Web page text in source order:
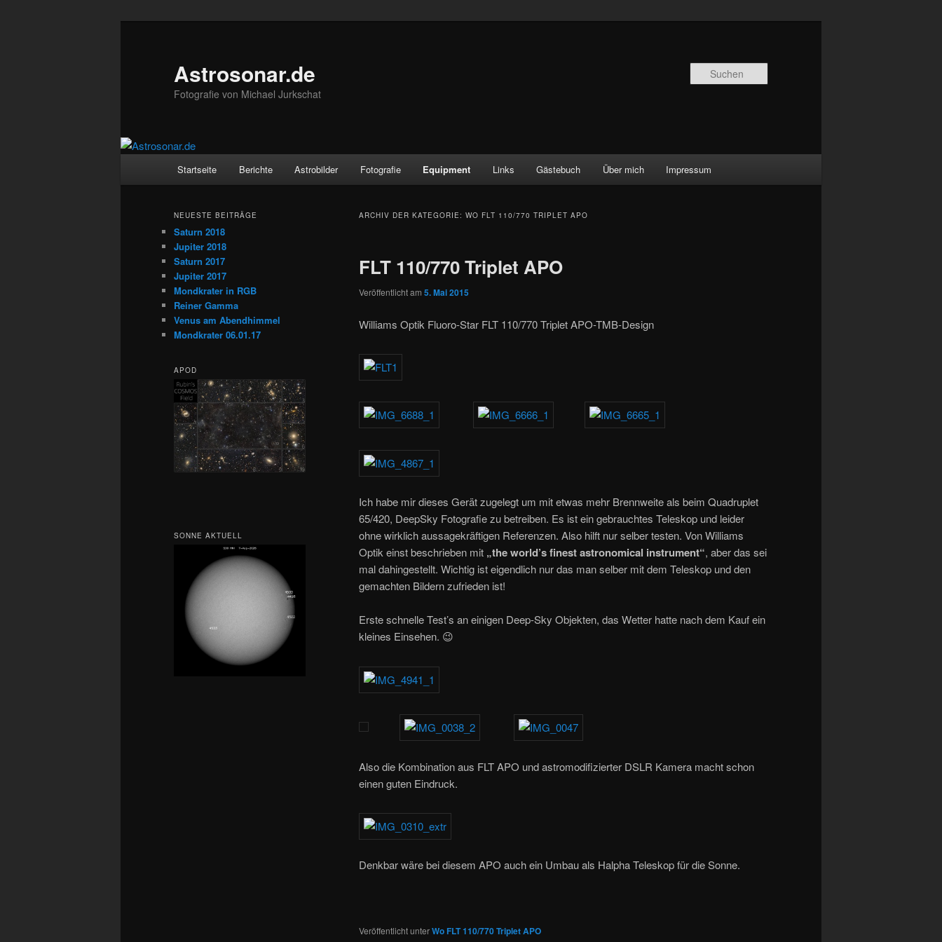
Astrosonar.de
Fotografie von Michael Jurkschat
Startseite Berichte Astrobilder Fotografie Equipment Links Gästebuch Über mich Impressum
ARCHIV DER KATEGORIE: WO FLT 110/770 TRIPLET APO
FLT 110/770 Triplet APO
Veröffentlicht am 5. Mai 2015
Williams Optik Fluoro-Star FLT 110/770 Triplet APO-TMB-Design
Ich habe mir dieses Gerät zugelegt um mit etwas mehr Brennweite als beim Quadruplet
65/420, DeepSky Fotografie zu betreiben. Es ist ein gebrauchtes Teleskop und leider
ohne wirklich aussagekräftigen Referenzen. Also hilft nur selber testen. Von Williams
Optik einst beschrieben mit „the world’s finest astronomical instrument“, aber das sei
mal dahingestellt. Wichtig ist eigendlich nur das man selber mit dem Teleskop und den
gemachten Bildern zufrieden ist!
Erste schnelle Test’s an einigen Deep-Sky Objekten, das Wetter hatte nach dem Kauf ein
kleines Einsehen. 😉
Also die Kombination aus FLT APO und astromodifizierter DSLR Kamera macht schon
einen guten Eindruck.
Denkbar wäre bei diesem APO auch ein Umbau als Halpha Teleskop für die Sonne.
Veröffentlicht unterWo FLT 110/770 Triplet APO
NEUESTE BEITRÄGE
Saturn 2018
Jupiter 2018
Saturn 2017
Jupiter 2017
Mondkrater in RGB
Reiner Gamma
Venus am Abendhimmel
Mondkrater 06.01.17
APOD
SONNE AKTUELL